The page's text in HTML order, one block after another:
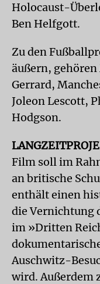
Holocaust-
Ben Helfgott.
Zu den
äußern,
Gerrard,
Joleon Lescott,
Hodgson.
Film soll im
an britische
enthält einen
die Vernichtung
im »Dritten
Auschwitz-
wird. Außerdem